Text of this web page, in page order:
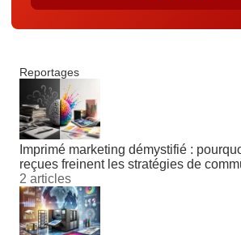
Reportages
Imprimé marketing démystifié :
reçues freinent les stratégies de
2 articles